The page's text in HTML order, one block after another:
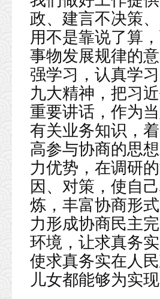
政、建言不决策
用不是靠说了算
事物发展规律的
强学习，认真学
九大精神，把习
重要讲话，作为
有关业务知识，
高参与协商的思
力优势，在调研
因、对策，使自
炼，丰富协商形
力形成协商民主
环境，让求真务
使求真务实在人
儿女都能够为实